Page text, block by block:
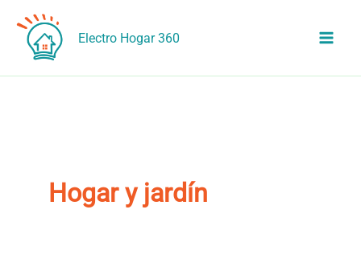
contenido
Electro Hogar 360
Hogar y jardín